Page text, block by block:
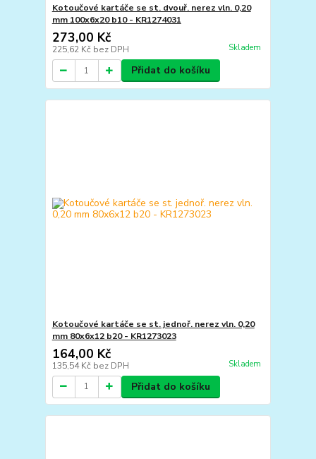
Kotoučové kartáče se st. dvouř. nerez vln. 0,20
mm 100x6x20 b10 - KR1274031
273,00 Kč
225,62 Kč bez DPH Skladem
Přidat do košíku
Kotoučové kartáče se st. jednoř. nerez vln. 0,20
mm 80x6x12 b20 - KR1273023
164,00 Kč
135,54 Kč bez DPH Skladem
Přidat do košíku